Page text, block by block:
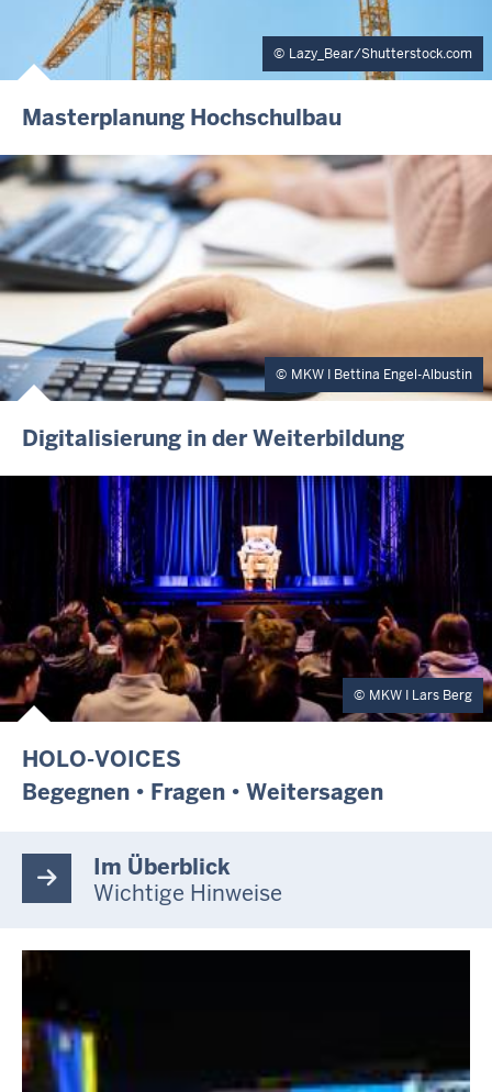
Lazy_Bear/Shutterstock.com
Masterplanung Hochschulbau
MKW I Bettina Engel-Albustin
Digitalisierung in der Weiterbildung
MKW I Lars Berg
HOLO-VOICES
Begegnen • Fragen • Weitersagen
Im Überblick
Wichtige Hinweise